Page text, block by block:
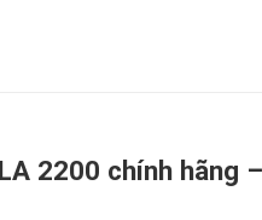
2200 chính hãng